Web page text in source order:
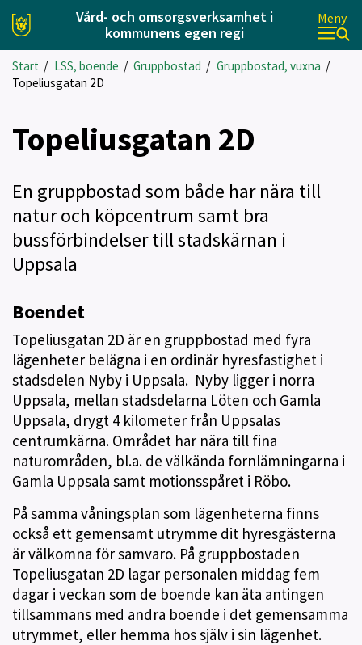
Vård- och omsorgsverksamhet i
kommunens egen regi
Meny
Start / LSS, boende / Gruppbostad / Gruppbostad, vuxna /
Topeliusgatan 2D
Topeliusgatan 2D
En gruppbostad som både har nära till
natur och köpcentrum samt bra
bussförbindelser till stadskärnan i
Uppsala
Boendet
Topeliusgatan 2D är en gruppbostad med fyra
lägenheter belägna i en ordinär hyresfastighet i
stadsdelen Nyby i Uppsala. Nyby ligger i norra
Uppsala, mellan stadsdelarna Löten och Gamla
Uppsala, drygt 4 kilometer från Uppsalas
centrumkärna. Området har nära till fina
naturområden, bl.a. de välkända fornlämningarna i
Gamla Uppsala samt motionsspåret i Röbo.
På samma våningsplan som lägenheterna finns
också ett gemensamt utrymme dit hyresgästerna
är välkomna för samvaro. På gruppbostaden
Topeliusgatan 2D lagar personalen middag fem
dagar i veckan som de boende kan äta antingen
tillsammans med andra boende i det gemensamma
utrymmet, eller hemma hos själv i sin lägenhet.